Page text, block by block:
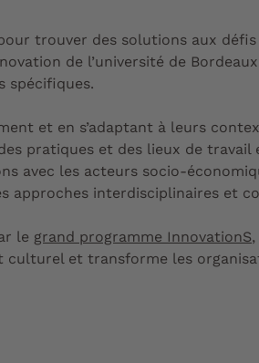
trouver des solutions aux
de l’université de
spécifiques.
et en s’adaptant à leurs
pratiques et des lieux de travail
avec les acteurs socio-
approches interdisciplinaires et
le grand programme InnovationS
culturel et transforme les